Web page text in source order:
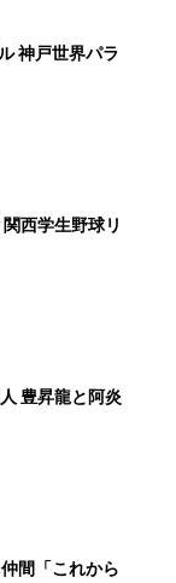
神戸世界パラ
西学生野球リ
豊昇龍と阿炎
間「これから